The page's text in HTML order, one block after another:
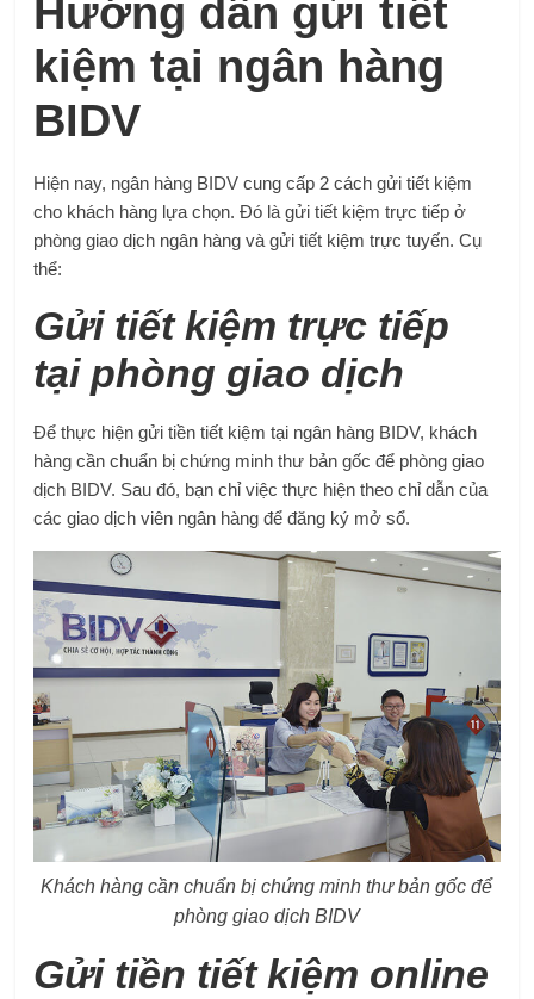
Hướng dẫn gửi tiết
kiệm tại ngân hàng
BIDV
Hiện nay, ngân hàng BIDV cung cấp 2 cách gửi tiết kiệm
cho khách hàng lựa chọn. Đó là gửi tiết kiệm trực tiếp ở
phòng giao dịch ngân hàng và gửi tiết kiệm trực tuyến. Cụ
thể:
Gửi tiết kiệm trực tiếp
tại phòng giao dịch
Để thực hiện gửi tiền tiết kiệm tại ngân hàng BIDV, khách
hàng cần chuẩn bị chứng minh thư bản gốc để phòng giao
dịch BIDV. Sau đó, bạn chỉ việc thực hiện theo chỉ dẫn của
các giao dịch viên ngân hàng để đăng ký mở sổ.
Khách hàng cần chuẩn bị chứng minh thư bản gốc để
phòng giao dịch BIDV
Gửi tiền tiết kiệm online